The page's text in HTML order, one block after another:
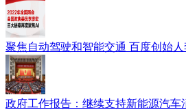
聚焦自动驾驶和智能交通 百度创始
政府工作报告：继续支持新能源汽车